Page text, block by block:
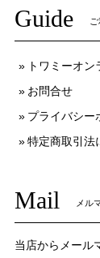
Guide
トワミーオ
お問合せ
プライバシー
特定商取引法
Mail メル
当店からメール